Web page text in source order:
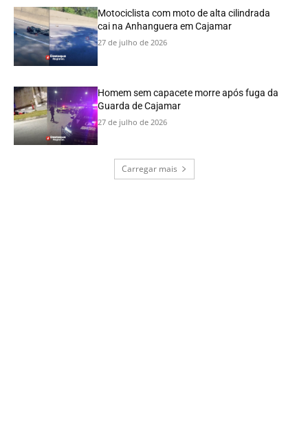
Motociclista com moto de alta cilindrada
cai na Anhanguera em Cajamar
27 de julho de 2026
Homem sem capacete morre após fuga da
Guarda de Cajamar
27 de julho de 2026
Carregar mais